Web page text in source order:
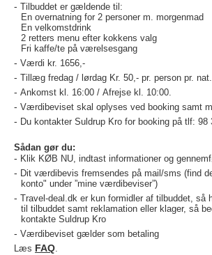
Tilbuddet er gældende til:
En overnatning for 2 personer m. morgenmad
En velkomstdrink
2 retters menu efter kokkens valg
Fri kaffe/te på værelsesgang
Værdi kr. 1656,-
Tillæg fredag / lørdag Kr. 50,- pr. person pr. nat.
Ankomst kl. 16:00 / Afrejse kl. 10:00.
Værdibeviset skal oplyses ved booking samt
Du kontakter Suldrup Kro for booking på tlf: 98
Sådan gør du:
Klik KØB NU, indtast informationer og
Dit værdibevis fremsendes på mail/sms (find
konto" under ”mine værdibeviser”)
Travel-deal.dk er kun formidler af tilbuddet, så
til tilbuddet samt reklamation eller klager, så
kontakte Suldrup Kro
Værdibeviset gælder som betaling
Læs FAQ